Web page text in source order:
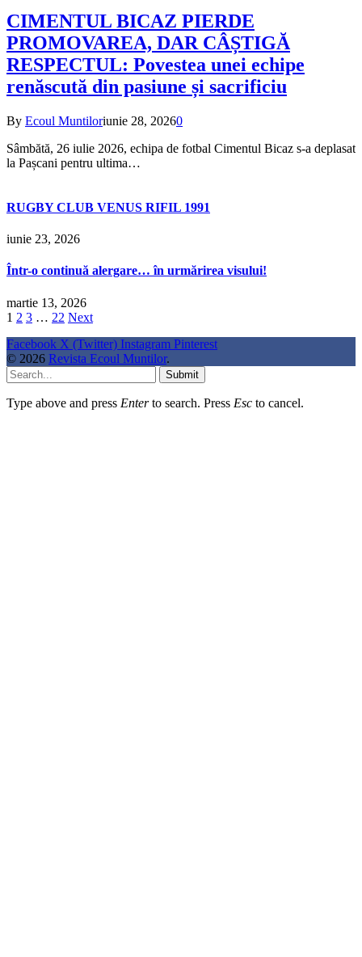
CIMENTUL BICAZ PIERDE
PROMOVAREA, DAR CÂȘTIGĂ
RESPECTUL: Povestea unei echipe
renăscută din pasiune și sacrificiu
By Ecoul Muntiloriunie 28, 20260
Sâmbătă, 26 iulie 2026, echipa de fotbal Cimentul Bicaz s-a deplasat
la Pașcani pentru ultima…
RUGBY CLUB VENUS RIFIL 1991
iunie 23, 2026
Într-o continuă alergare… în urmărirea visului!
martie 13, 2026
1 2 3 … 22 Next
Facebook X (Twitter) Instagram Pinterest
© 2026 Revista Ecoul Muntilor.
Submit
Type above and press Enterto search. Press Esc to cancel.